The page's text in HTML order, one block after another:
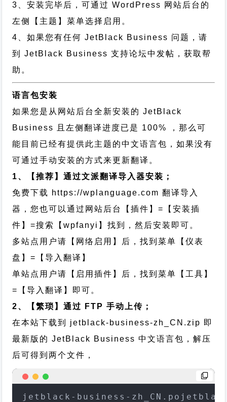
3、安装完毕后，可通过 WordPress 网站后台的
左侧【主题】菜单选择启用。
4、如果您有任何 JetBlack Business 问题，请
到 JetBlack Business 支持论坛中发帖，获取帮
助。
语言包安装
如果您是从网站后台全新安装的 JetBlack
Business 且左侧翻译进度已是 100% ，那么可
能目前已经有提供此主题的中文语言包，如果没有
可通过手动安装的方式来更新翻译。
1、【推荐】通过文派翻译导入器安装；
免费下载 https://wplanguage.com 翻译导入
器，您也可以通过网站后台【插件】=【安装插
件】=搜索【wpfanyi】找到，然后安装即可。
多站点用户请【网络启用】后，找到菜单【仪表
盘】=【导入翻译】
单站点用户请【启用插件】后，找到菜单【工具】
=【导入翻译】即可。
2、【繁琐】通过 FTP 手动上传；
在本站下载到 jetblack-business-zh_CN.zip 即
最新版的 JetBlack Business 中文语言包，解压
后可得到两个文件，
jetblack-business-